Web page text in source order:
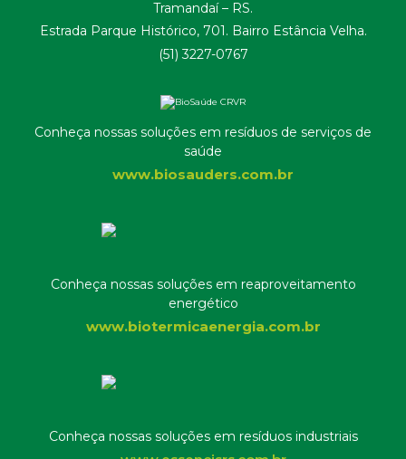
Tramandaí – RS.
Estrada Parque Histórico, 701. Bairro Estância Velha.
(51) 3227-0767
Conheça nossas soluções em resíduos de serviços de
saúde
www.biosauders.com.br
Conheça nossas soluções em reaproveitamento
energético
www.biotermicaenergia.com.br
Conheça nossas soluções em resíduos industriais